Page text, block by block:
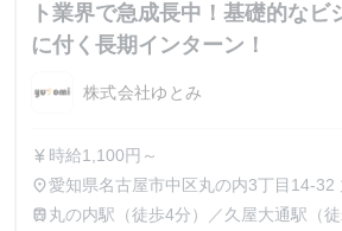
ト業界で急成長中！基礎的なビ
に付く長期インターン！
株式会社ゆとみ
currency_yen 時給1,100円～
place愛知県名古屋市中区丸の内3丁目14-32
train 丸の内駅（徒歩4分）／久屋大通駅（徒